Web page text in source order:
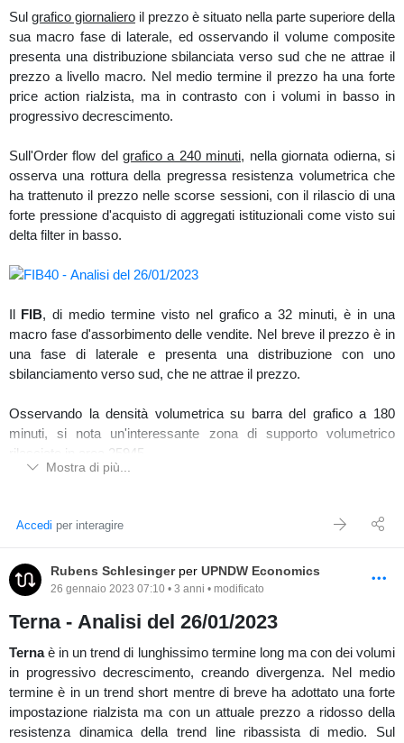
Grafico ultime sessioni di mercato
Visualizzando la liquidità a mercato sul volbook si notano dei
molteplici livelli di liquidità statica d'attrazione nella parte alta, ai
prezzi 16,550/16,500.
-
CorrelazionI UPNDW
Controllando nella sezione correlazioni di UPNDW (Periodo 3
mesi),Ternaa confronto dell'indiceFtseMibè più forte del
13,37%.
Sul grafico giornaliero il prezzo è situato nella parte superiore della
sua macro fase di laterale, ed osservando il volume composite
presenta una distribuzione sbilanciata verso sud che ne attrae il
prezzo a livello macro. Nel medio termine il prezzo ha una forte
price action rialzista, ma in contrasto con i volumi in basso in
progressivo decrescimento.
Sull'Order flow del grafico a 240 minuti, nella giornata odierna, si
osserva una rottura della pregressa resistenza volumetrica che
ha trattenuto il prezzo nelle scorse sessioni, con il rilascio di una
forte pressione d'acquisto di aggregati istituzionali come visto sui
delta filter in basso.
Il FIB, di medio termine visto nel grafico a 32 minuti, è in una
macro fase d'assorbimento delle vendite. Nel breve il prezzo è in
una fase di laterale e presenta una distribuzione con uno
sbilanciamento verso sud, che ne attrae il prezzo.
Osservando la densità volumetrica su barra del grafico a 180
minuti, si nota un'interessante zona di supporto volumetrico
rilasciato in area 25945.
Nella sessione odierna (25/01/2023) il prezzo prosegue la sua
progressivo aumento ma trovandosi di fronte ad un livello di
pressione rilasciato dal precedente massimo, a darne resistenza.
Nel frattempo si osserva un volume profile giornaliero in multi
distribuzione con un leggero sbilanciamento verso nord.
Sulvolbooksi nota di come il prezzo abbia intaccato e superato la
liquidità statica d'attrazione a 26000, in assorbimento delle vendite
Mostra di più...
Accedi per interagire
Rubens Schlesinger per UPNDW Economics
26 gennaio 2023 07:10 • 3 anni • modificato
Terna - Analisi del 26/01/2023
Ternaè in un trend di lunghissimo termine long ma con dei volumi
in progressivo decrescimento, creando divergenza. Nel medio
termine è in un trend short mentre di breve ha adottato una forte
impostazione rialzista ma con un attuale prezzo a ridosso della
resistenza dinamica della trend line ribassista di medio. Sul